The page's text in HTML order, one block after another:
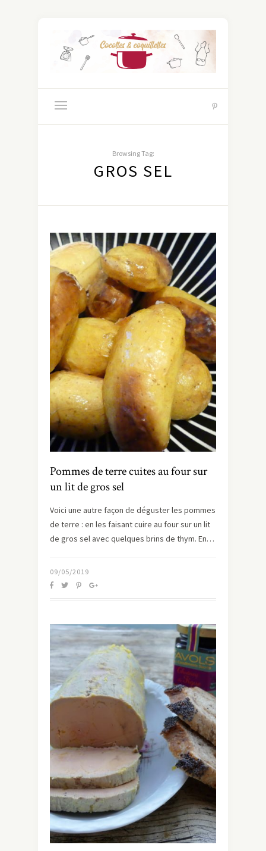
Browsing Tag:
GROS SEL
Pommes de terre cuites au four sur
un lit de gros sel
Voici une autre façon de déguster les pommes
de terre : en les faisant cuire au four sur un lit
de gros sel avec quelques brins de thym. En…
09/05/2019